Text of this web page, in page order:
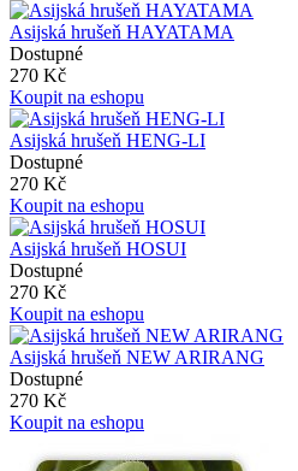
Asijská hrušeň HAYATAMA
Dostupné
270 Kč
Koupit na eshopu
Asijská hrušeň HENG-LI
Dostupné
270 Kč
Koupit na eshopu
Asijská hrušeň HOSUI
Dostupné
270 Kč
Koupit na eshopu
Asijská hrušeň NEW ARIRANG
Dostupné
270 Kč
Koupit na eshopu